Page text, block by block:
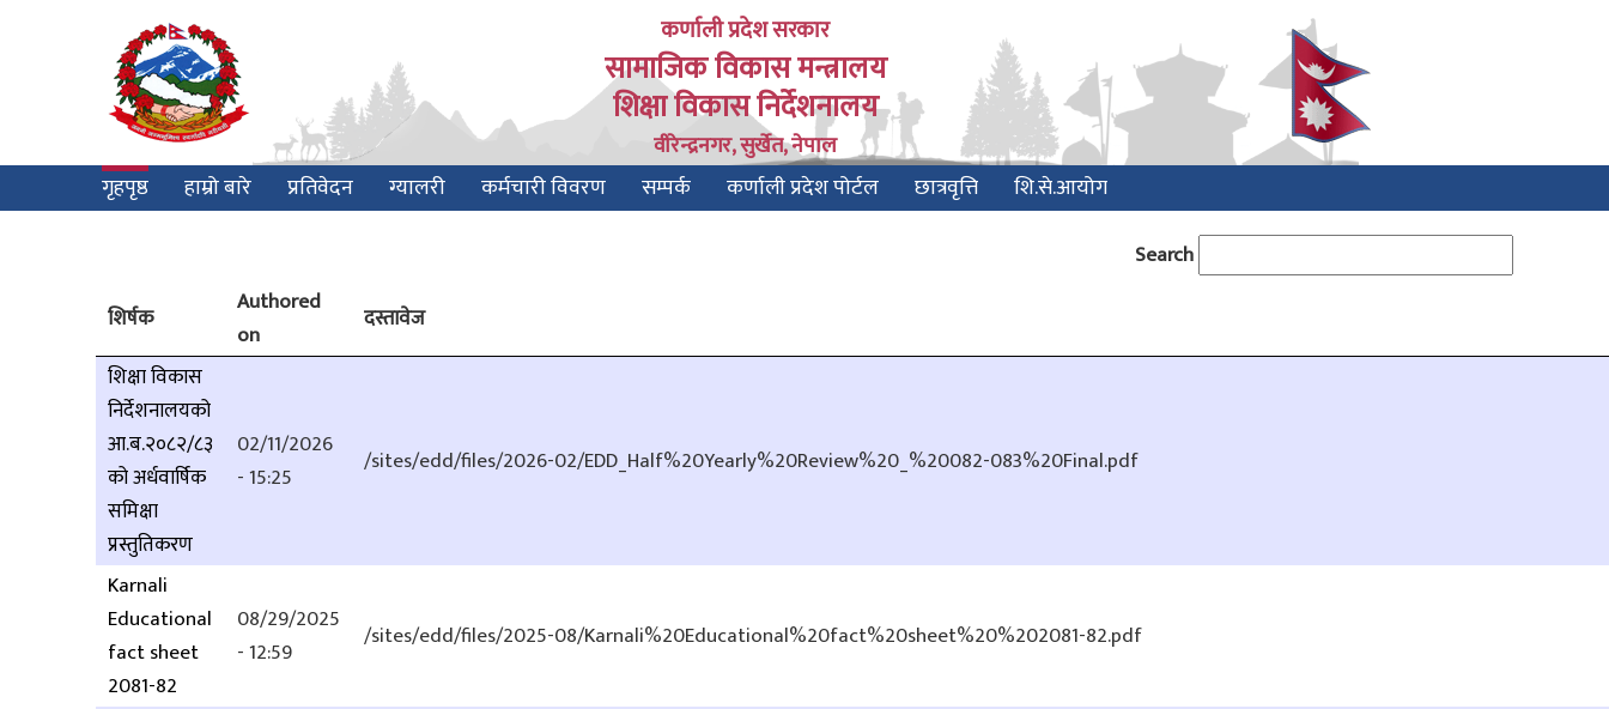
कर्णाली प्रदेश सरकार
सामाजिक विकास मन्त्रालय
शिक्षा विकास निर्देशनालय
वीरेन्द्रनगर, सुर्खेत, नेपाल
Main
navigation
गृहपृष्ठ हाम्रो बारे प्रतिवेदन ग्यालरी कर्मचारी विवरण सम्पर्क कर्णाली प्रदेश पोर्टल छात्रवृत्ति शि.से.आयोग
Search
शिर्षक
Authored
on
दस्तावेज
शिक्षा विकास
निर्देशनालयको
आ.ब.२०८२/८३
को अर्धवार्षिक
समिक्षा
प्रस्तुतिकरण
02/11/2026
- 15:25
/sites/edd/files/2026-02/EDD_Half%20Yearly%20Review%20_%20082-083%20Final.pdf
Karnali
Educational
fact sheet
2081-82
08/29/2025
- 12:59
/sites/edd/files/2025-08/Karnali%20Educational%20fact%20sheet%20%202081-82.pdf